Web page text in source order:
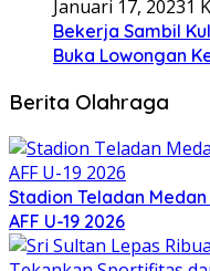
Januari 17, 20231
Bekerja Sambil
Buka Lowongan
Berita Olahraga
Stadion Teladan
AFF U-19 2026